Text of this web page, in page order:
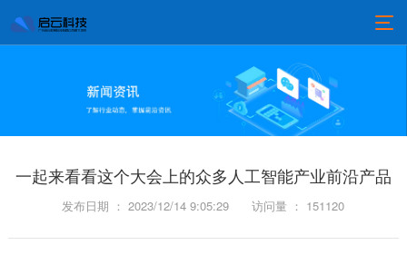
一起来看看这个大会上的众多人工智能产业前沿产品
发布日期 ： 2023/12/14 9:05:29 访问量 ： 151120